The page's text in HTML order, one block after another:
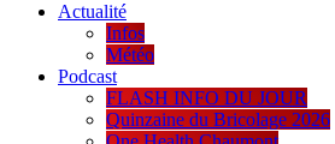
Actualité
Infos
Météo
Podcast
FLASH INFO DU JOUR
Quinzaine du Bricolage 2026